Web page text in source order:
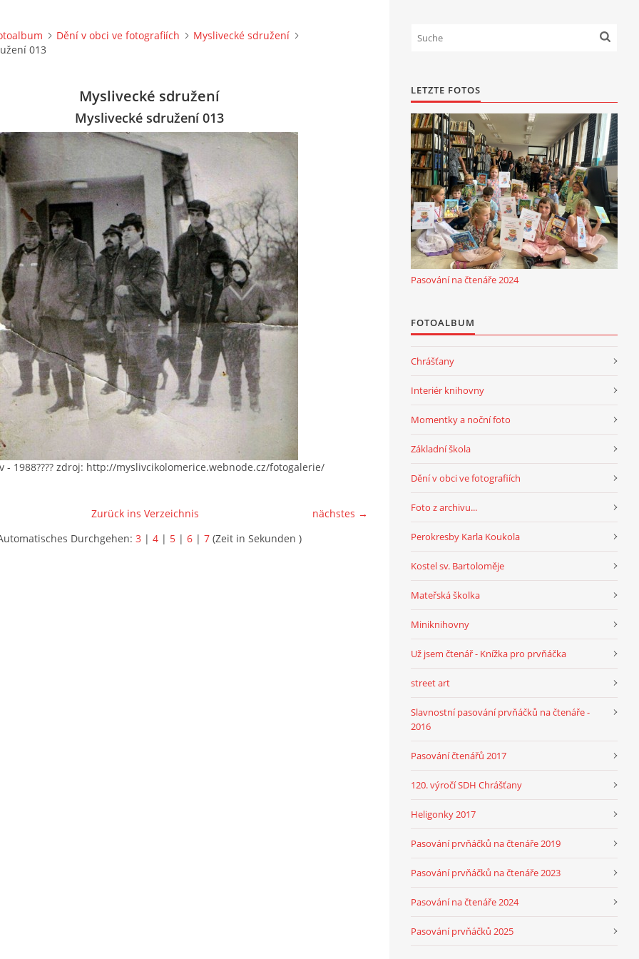
Dění v obci ve fotografiích
Myslivecké sdružení
013
Myslivecké sdružení
Myslivecké sdružení 013
- 1988???? zdroj: http://myslivcikolomerice.webnode.cz/fotogalerie/
nächstes →
Zurück ins Verzeichnis
Durchgehen: 3| 4| 5| 6| 7(Zeit in Sekunden )
LETZTE FOTOS
Pasování na čtenáře 2024
FOTOALBUM
Chrášťany
Interiér knihovny
Momentky a noční foto
Základní škola
Dění v obci ve fotografiích
Foto z archivu...
Perokresby Karla Koukola
Kostel sv. Bartoloměje
Mateřská školka
Miniknihovny
Už jsem čtenář - Knížka pro prvňáčka
street art
Slavnostní pasování prvňáčků na čtenáře -
2016
Pasování čtenářů 2017
120. výročí SDH Chrášťany
Heligonky 2017
Pasování prvňáčků na čtenáře 2019
Pasování prvňáčků na čtenáře 2023
Pasování na čtenáře 2024
Pasování prvňáčků 2025